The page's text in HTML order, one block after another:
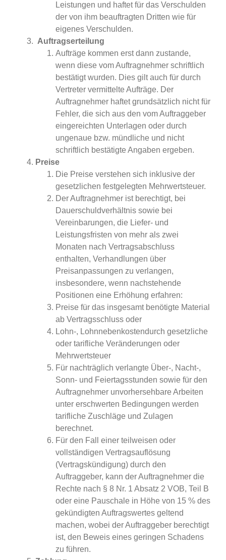
Leistungen und haftet für das Verschulden
der von ihm beauftragten Dritten wie für
eigenes Verschulden.
Auftragserteilung
Aufträge kommen erst dann zustande,
wenn diese vom Auftragnehmer schriftlich
bestätigt wurden. Dies gilt auch für durch
Vertreter vermittelte Aufträge. Der
Auftragnehmer haftet grundsätzlich nicht für
Fehler, die sich aus den vom Auftraggeber
eingereichten Unterlagen oder durch
ungenaue bzw. mündliche und nicht
schriftlich bestätigte Angaben ergeben.
Preise
Die Preise verstehen sich inklusive der
gesetzlichen festgelegten Mehrwertsteuer.
Der Auftragnehmer ist berechtigt, bei
Dauerschuldverhältnis sowie bei
Vereinbarungen, die Liefer- und
Leistungsfristen von mehr als zwei
Monaten nach Vertragsabschluss
enthalten, Verhandlungen über
Preisanpassungen zu verlangen,
insbesondere, wenn nachstehende
Positionen eine Erhöhung erfahren:
Preise für das insgesamt benötigte Material
ab Vertragsschluss oder
Lohn-, Lohnnebenkostendurch gesetzliche
oder tarifliche Veränderungen oder
Mehrwertsteuer
Für nachträglich verlangte Über-, Nacht-,
Sonn- und Feiertagsstunden sowie für den
Auftragnehmer unvorhersehbare Arbeiten
unter erschwerten Bedingungen werden
tarifliche Zuschläge und Zulagen
berechnet.
Für den Fall einer teilweisen oder
vollständigen Vertragsauflösung
(Vertragskündigung) durch den
Auftraggeber, kann der Auftragnehmer die
Rechte nach § 8 Nr. 1 Absatz 2 VOB, Teil B
oder eine Pauschale in Höhe von 15 % des
gekündigten Auftragswertes geltend
machen, wobei der Auftraggeber berechtigt
ist, den Beweis eines geringen Schadens
zu führen.